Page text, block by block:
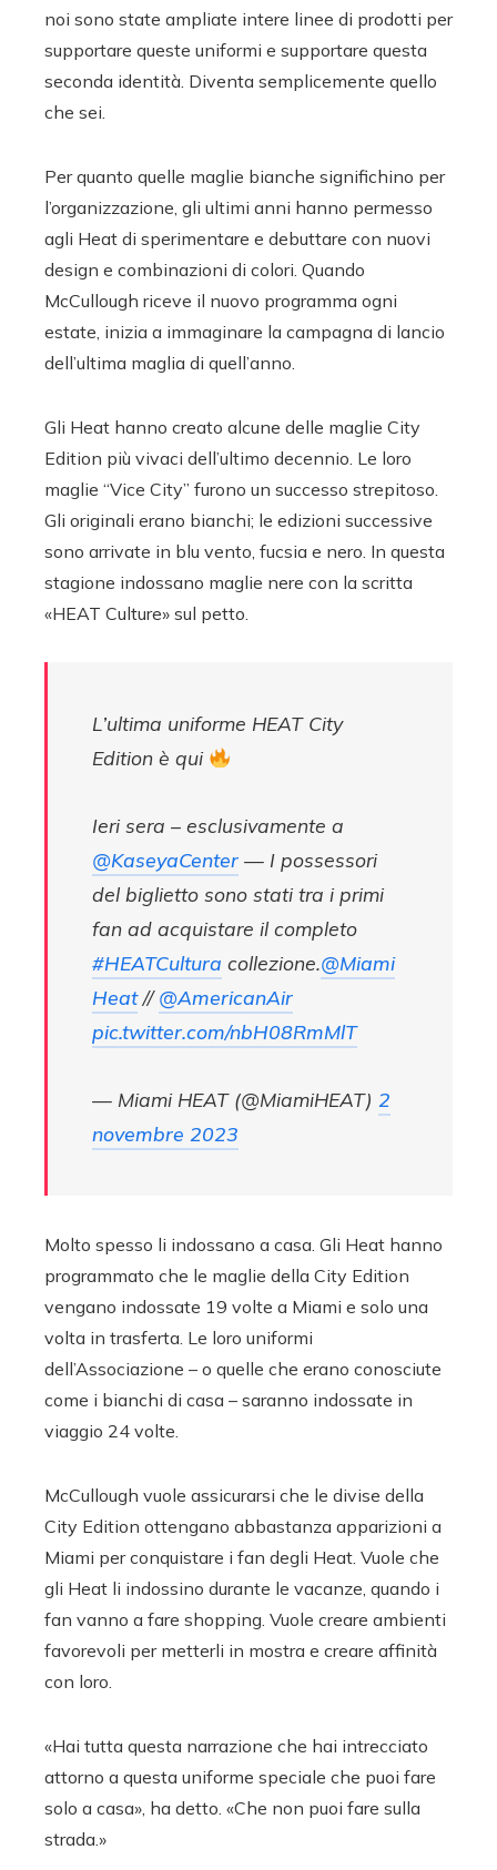
noi sono state ampliate intere linee di prodotti per
supportare queste uniformi e supportare questa
seconda identità. Diventa semplicemente quello
che sei.
Per quanto quelle maglie bianche significhino per
l’organizzazione, gli ultimi anni hanno permesso
agli Heat di sperimentare e debuttare con nuovi
design e combinazioni di colori. Quando
McCullough riceve il nuovo programma ogni
estate, inizia a immaginare la campagna di lancio
dell’ultima maglia di quell’anno.
Gli Heat hanno creato alcune delle maglie City
Edition più vivaci dell’ultimo decennio. Le loro
maglie “Vice City” furono un successo strepitoso.
Gli originali erano bianchi; le edizioni successive
sono arrivate in blu vento, fucsia e nero. In questa
stagione indossano maglie nere con la scritta
«HEAT Culture» sul petto.
L’ultima uniforme HEAT City
Edition è qui
Ieri sera – esclusivamente a
@KaseyaCenter — I possessori
del biglietto sono stati tra i primi
fan ad acquistare il completo
#HEATCultura collezione.@Miami
Heat//@AmericanAir
pic.twitter.com/nbH08RmMlT
— Miami HEAT (@MiamiHEAT) 2
novembre 2023
Molto spesso li indossano a casa. Gli Heat hanno
programmato che le maglie della City Edition
vengano indossate 19 volte a Miami e solo una
volta in trasferta. Le loro uniformi
dell’Associazione – o quelle che erano conosciute
come i bianchi di casa – saranno indossate in
viaggio 24 volte.
McCullough vuole assicurarsi che le divise della
City Edition ottengano abbastanza apparizioni a
Miami per conquistare i fan degli Heat. Vuole che
gli Heat li indossino durante le vacanze, quando i
fan vanno a fare shopping. Vuole creare ambienti
favorevoli per metterli in mostra e creare affinità
con loro.
«Hai tutta questa narrazione che hai intrecciato
attorno a questa uniforme speciale che puoi fare
solo a casa», ha detto. «Che non puoi fare sulla
strada.»